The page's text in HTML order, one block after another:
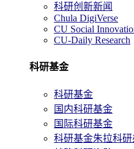
科研创新新闻
Chula DigiVerse
CU Social
CU-Daily Research
科研基金
科研基金
国内科研基金
国际科研基金
科研基金朱拉科研